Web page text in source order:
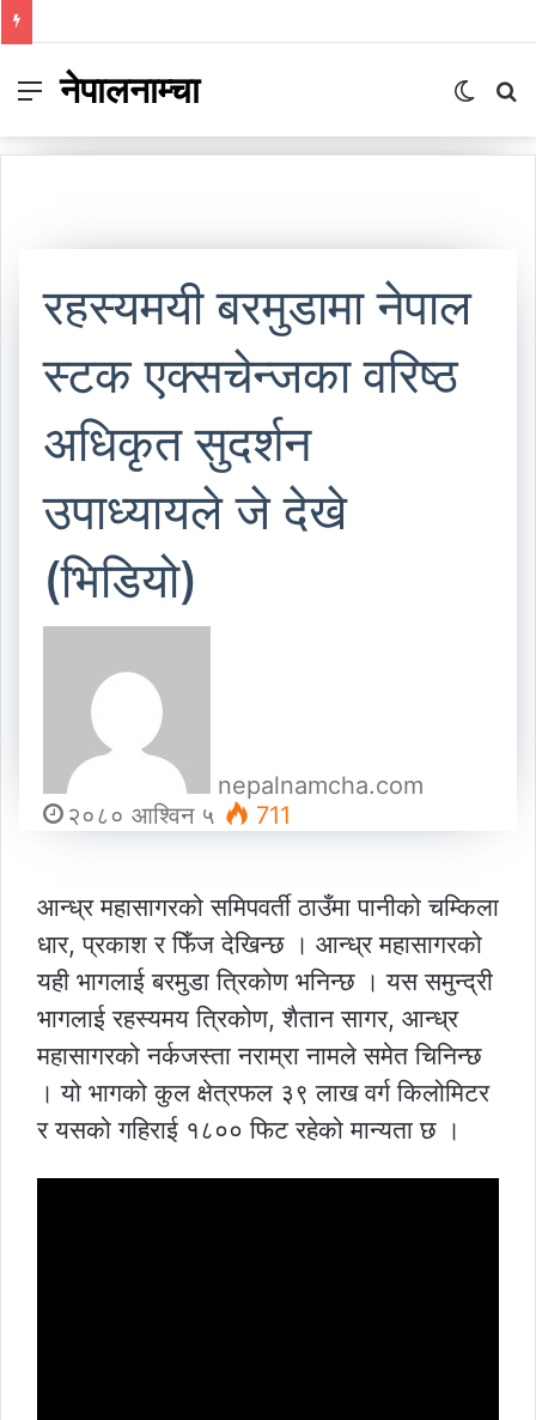
Menu
नेपालनाम्चा
Switch
रहस्यमयी बरमुडामा नेपाल
स्टक एक्सचेन्जका वरिष्ठ
अधिकृत सुदर्शन
उपाध्यायले जे देखे
(भिडियो)
nepalnamcha.com
२०८० आश्विन ५
711
आन्ध्र महासागरको समिपवर्ती ठाउँमा पानीको चम्किला
धार, प्रकाश र फिँज देखिन्छ । आन्ध्र महासागरको
यही भागलाई बरमुडा त्रिकोण भनिन्छ । यस समुन्द्री
भागलाई रहस्यमय त्रिकोण, शैतान सागर, आन्ध्र
महासागरको नर्कजस्ता नराम्रा नामले समेत चिनिन्छ
। यो भागको कुल क्षेत्रफल ३९ लाख वर्ग किलोमिटर
र यसको गहिराई १८०० फिट रहेको मान्यता छ ।